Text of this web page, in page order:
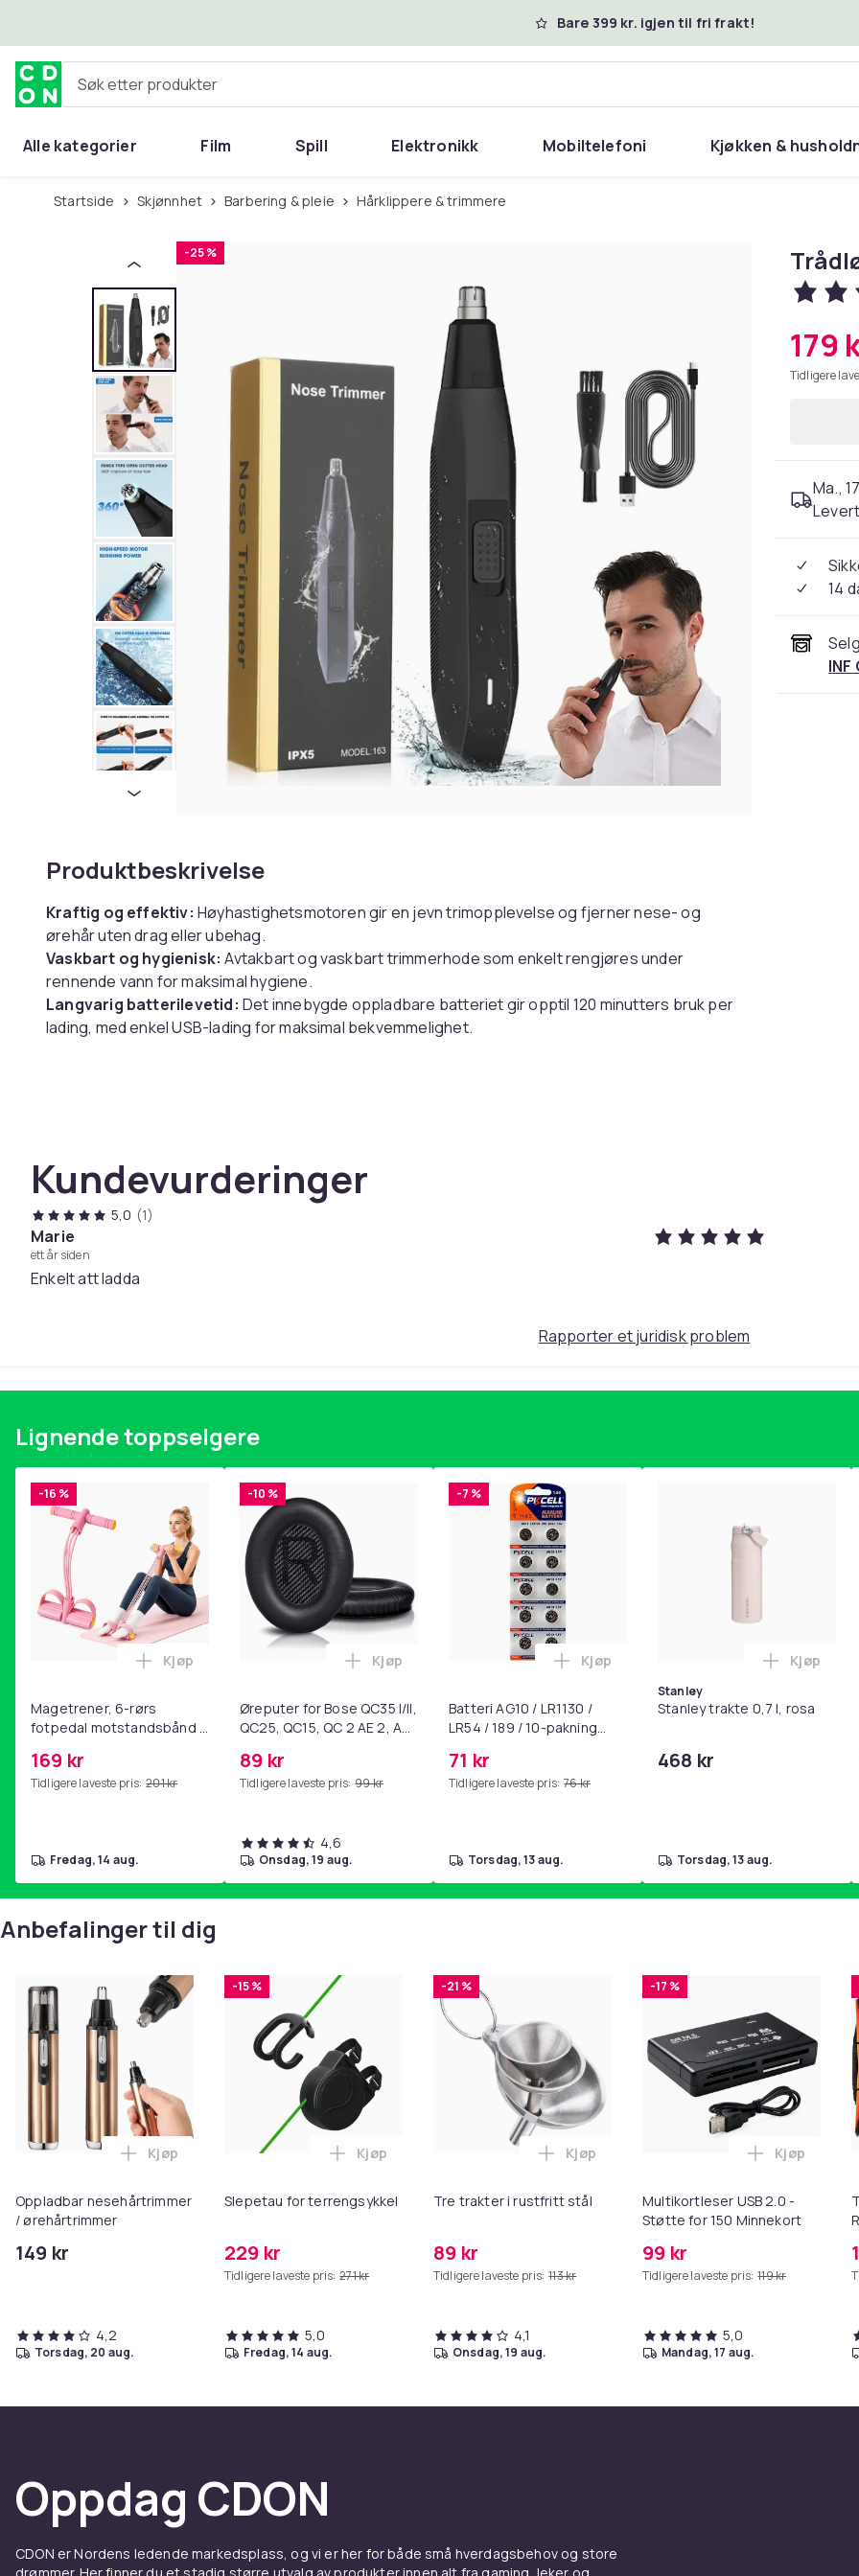
Bare 399 kr. igjen til fri frakt!
Søk etter produkter
Alle kategorier Film Spill Elektronikk Mobiltelefoni Kjøkken &
Startside Skjønnhet Barbering & pleie Hårklippere & trimmere
-25 %
Produktbeskrivelse
Kraftig og effektiv: Høyhastighetsmotoren gir en jevn trimopplevelse og fjerner nese- og
ørehår uten drag eller ubehag.
Vaskbart og hygienisk: Avtakbart og vaskbart trimmerhode som enkelt rengjøres under
rennende vann for maksimal hygiene.
Langvarig batterilevetid: Det innebygde oppladbare batteriet gir opptil 120 minutters bruk per
lading, med enkel USB-lading for maksimal bekvemmelighet.
Pakken inkluderer:
1 x nesehårstrimmer
1 x USB-ladekabel
1 x Rengjøringsbørste
f43dd4c0-4c02-591f-a4fe-5cd88354ce45
Kundevurderinger
5,0 (1)
Marie
ett år siden
Enkelt att ladda
179
Tidligere
Ma.,
14
INF
Rapporter et juridisk problem
Lignende toppselgere
-16 %
Magetrener, 6-rørs
fotpedal motstandsbånd -
yoga og
hjemmegymnastikk Pink
169 kr
Tidligere laveste pris: 201 kr
Legg Magetrener, 6-rørs fotpedal motstandsbånd - mage- og kjernetrening, yoga og
Kjøp
fredag, 14 aug.
-10 %
Øreputer for Bose QC35 I/II,
QC25, QC15, QC 2 AE 2, AE
SoundLink Black
89 kr
Tidligere laveste pris: 99 kr
Legg Øreputer for Bose QC35 I/II, QC25, QC15, QC 2 AE 2, AE 2i, AE 2w,
Kjøp
4,6
onsdag, 19 aug.
-7 %
Batteri AG10 / LR1130 /
LR54 / 189 / 10-pakning
71 kr
Tidligere laveste pris: 76 kr
Legg Batteri AG10 / LR1130 / LR54 / 189
Kjøp
torsdag, 13 aug.
Stanley
Stanley trakte 0,7 l, rosa
468 kr
Legg
Kjøp
torsdag, 13 aug.
Anbefalinger til dig
Oppladbar nesehårtrimmer
/ ørehårtrimmer
149 kr
Legg Oppladbar nesehårtrimmer / ørehårtrimmer i handlekurven
Kjøp
4,2
torsdag, 20 aug.
-15 %
Slepetau for terrengsykkel
229 kr
Tidligere laveste pris: 271 kr
Legg Slepetau for terrengsykkel i handlekurven
Kjøp
5,0
fredag, 14 aug.
-21 %
Tre trakter i rustfritt stål
89 kr
Tidligere laveste pris: 113 kr
Legg Tre trakter i rustfritt stål i
Kjøp
4,1
onsdag, 19 aug.
-17 %
Multikortleser USB 2.0 -
Støtte for 150 Minnekort
99 kr
Tidligere laveste pris: 119 kr
Legg
Kjøp
5,0
mandag, 17 aug.
Oppdag CDON
CDON er Nordens ledende markedsplass, og vi er her for både små hverdagsbehov og store